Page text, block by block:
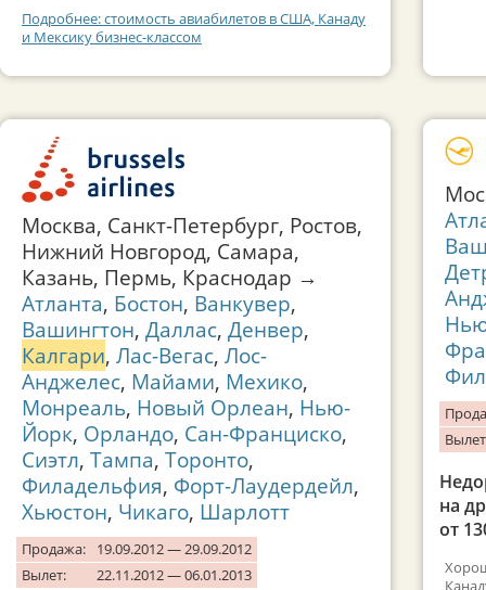
Подробнее: стоимость авиабилетов в США, Канаду
и Мексику бизнес-классом
Москва, Санкт-Петербург, Ростов,
Нижний Новгород, Самара,
Казань, Пермь, Краснодар →
Атланта, Бостон, Ванкувер,
Вашингтон, Даллас, Денвер,
Калгари, Лас-Вегас, Лос-
Анджелес, Майами, Мехико,
Монреаль, Новый Орлеан, Нью-
Йорк, Орландо, Сан-Франциско,
Сиэтл, Тампа, Торонто,
Филадельфия, Форт-Лаудердейл,
Хьюстон, Чикаго, Шарлотт
Продажа:
19.09.2012 — 29.09.2012
Вылет:
22.11.2012 — 06.01.2013
на
от